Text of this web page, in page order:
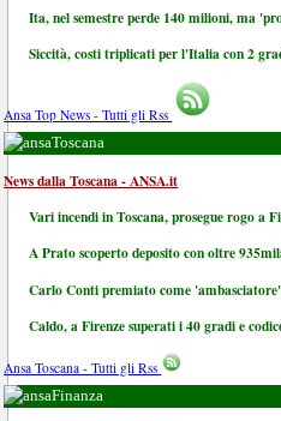
Ita, nel semestre perde 140 milioni, ma
Siccità, costi triplicati per l'Italia con 2
Ansa Top News - Tutti gli Rss
Toscana
News dalla Toscana - ANSA.it
Vari incendi in Toscana, prosegue rogo a
A Prato scoperto deposito con oltre
Carlo Conti premiato come
Caldo, a Firenze superati i 40 gradi e
Ansa Toscana - Tutti gli Rss
Finanza